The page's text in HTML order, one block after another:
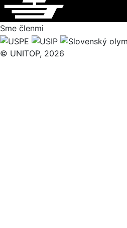
Sme členmi
© UNITOP, 2026